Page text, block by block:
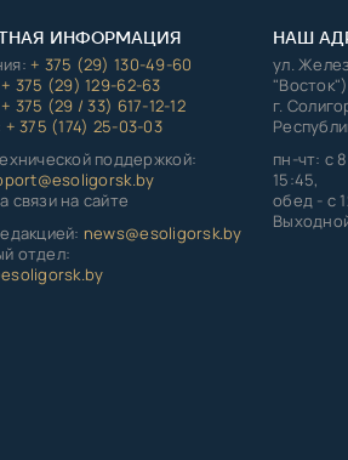
ИНФОРМАЦИЯ
+ 375 (29) 130-49-60
+ 375 (29) 129-62-63
+ 375 (29 / 33) 617-12-12
+ 375 (174) 25-03-03
поддержкой:
связи на сайте
news@esoligorsk.by
отдел:
НАШ
ул.
г.
пн-чт: с
15:45,
обед - с